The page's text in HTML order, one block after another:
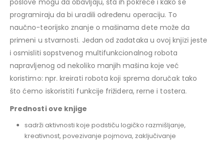
programiraju da bi uradili određenu operaciju. To
naučno-teorijsko znanje o mašinama dete može da
primeni u stvarnosti. Jedan od zadataka u ovoj knjizi jeste
i osmisliti sopstvenog multifunkcionalnog robota
napravljenog od nekoliko manjih mašina koje već
koristimo: npr. kreirati robota koji sprema doručak tako
što ćemo iskoristiti funkcije frižidera, rerne i tostera.
Prednosti ove knjige
sadrži aktivnosti koje podstiču logičko razmišljanje,
kreativnost, povezivanje pojmova, zaključivanje